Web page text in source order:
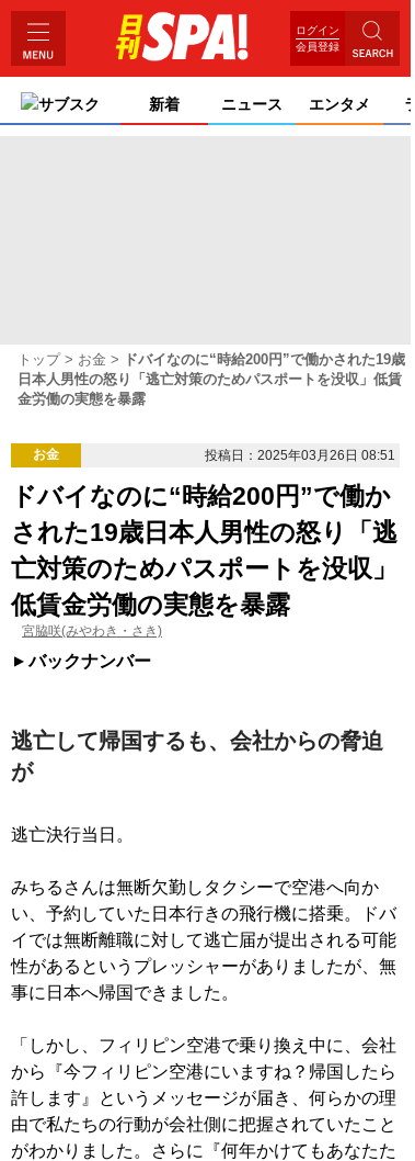
ログイン
会員登録
サブスク 新着 ニュース エンタメ
トップ お金
ドバイなのに“時給200円”で働かされた19歳
日本人男性の怒り「逃亡対策のためパスポートを没収」低賃
金労働の実態を暴露
お金 投稿日：2025年03月26日 08:51
ドバイなのに“時給200円”で働か
された19歳日本人男性の怒り「逃
亡対策のためパスポートを没収」
低賃金労働の実態を暴露
宮脇咲(みやわき・さき)
バックナンバー
逃亡して帰国するも、会社からの脅迫
が
逃亡決行当日。
みちるさんは無断欠勤しタクシーで空港へ向か
い、予約していた日本行きの飛行機に搭乗。ドバ
イでは無断離職に対して逃亡届が提出される可能
性があるというプレッシャーがありましたが、無
事に日本へ帰国できました。
「しかし、フィリピン空港で乗り換え中に、会社
から『今フィリピン空港にいますね？帰国したら
許します』というメッセージが届き、何らかの理
由で私たちの行動が会社側に把握されていたこと
がわかりました。さらに『何年かけてもあなたた